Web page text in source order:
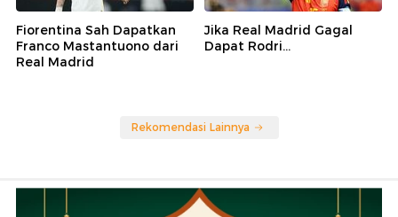
Fiorentina Sah Dapatkan
Franco Mastantuono dari
Real Madrid
Jika Real Madrid Gagal
Dapat Rodri...
Rekomendasi Lainnya